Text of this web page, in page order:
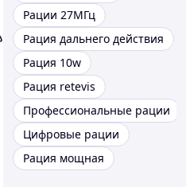
Рации 27МГц
Рация дальнего действия
Рация 10w
Рация retevis
Профессиональные рации
Цифровые рации
Рация мощная